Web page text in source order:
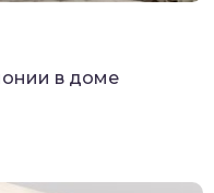
в доме